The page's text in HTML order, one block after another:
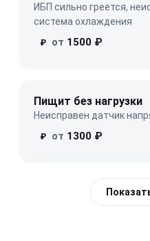
ИБП сильно греется,
система охлаждения
₽ от 1500 ₽
Пищит без нагрузки
Неисправен датчик
₽ от 1300 ₽